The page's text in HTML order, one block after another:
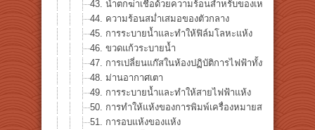
43. น้ำตกฆ่าเชื้อด้วยความร้อนสำหรับของเหลว
44. ความร้อนสม่ำเสมอของตัวกลาง
45. การระบายน้ำและทำให้ฟิล์มโลหะแห้ง
46. ​​ขวดแก้วระบายน้ำ
47. การเปลี่ยนแก๊สในห้องปฏิบัติการไฟฟ้าทั้งหมด
48. ม่านอากาศเตา
49. การระบายน้ำและทำให้สายไฟฟ้าแห้ง
50. การทำให้แห้งของการพิมพ์เครื่องหมายสายไฟฟ้า
51. การอบแห้งของแห้ง